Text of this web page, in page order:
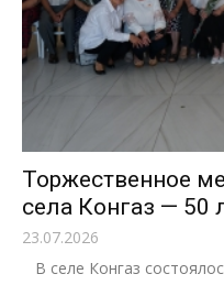
Торжественное
села Конгаз — 50
23.07.2026
В селе Конгаз